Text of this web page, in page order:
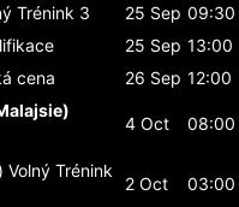
Trénink 3 25 Sep 09:30
25 Sep 13:00
cena 26 Sep 12:00
4 Oct 08:00
Volný Trénink
2 Oct 03:00